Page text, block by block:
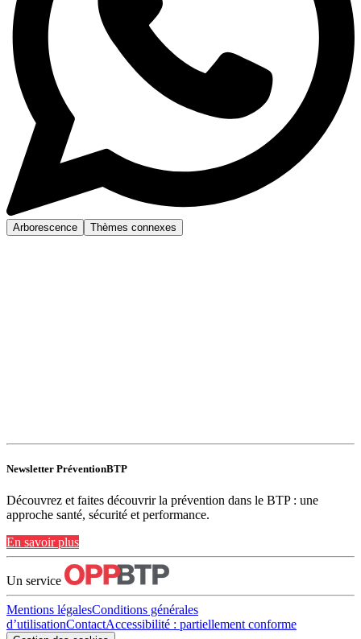
Arborescence Thèmes connexes
Newsletter PréventionBTP
Découvrez et faites découvrir la prévention dans le BTP : une
approche santé, sécurité et performance.
En savoir plus
Un service
Mentions légalesConditions générales
d’utilisationContactAccessibilité : partiellement conforme